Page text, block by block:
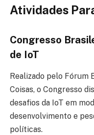
Atividades
Congresso
de IoT
Realizado pelo Fórum
Coisas, o Congresso
desafios da IoT em
desenvolvimento e
políticas.